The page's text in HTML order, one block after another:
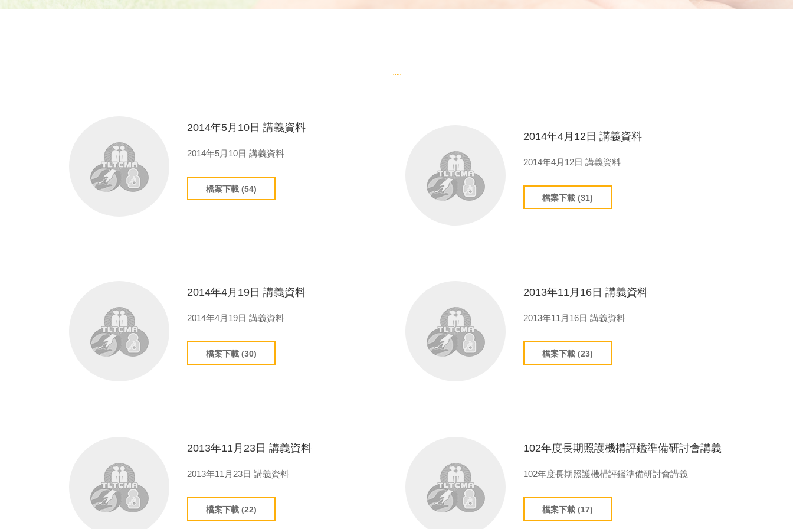
2014年5月10日 講義資料
2014年5月10日 講義資料
檔案下載 (54)
2014年4月12日 講義資料
2014年4月12日 講義資料
檔案下載 (31)
2014年4月19日 講義資料
2014年4月19日 講義資料
檔案下載 (30)
2013年11月16日 講義資料
2013年11月16日 講義資料
檔案下載 (23)
2013年11月23日 講義資料
2013年11月23日 講義資料
檔案下載 (22)
102年度長期照護機構評鑑準備研討會講義
102年度長期照護機構評鑑準備研討會講義
檔案下載 (17)